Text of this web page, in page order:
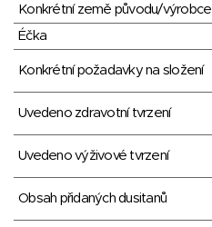
Konkrétní země původu/výrobce
Éčka
Konkrétní požadavky na složení
Uvedeno zdravotní tvrzení
Uvedeno výživové tvrzení
Obsah přidaných dusitanů